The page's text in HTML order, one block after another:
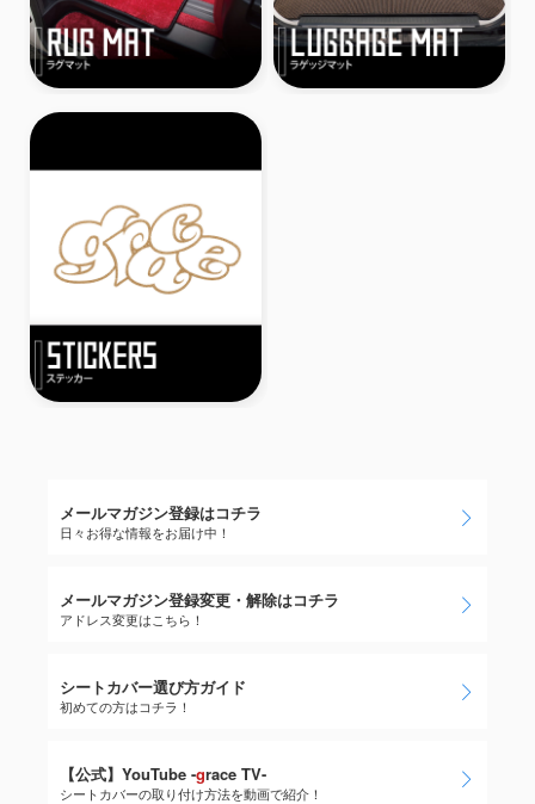
メールマガジン登録はコチラ
日々お得な情報をお届け中！
メールマガジン登録変更・解除はコチラ
アドレス変更はこちら！
シートカバー選び方ガイド
初めての方はコチラ！
【公式】YouTube -grace TV-
シートカバーの取り付け方法を動画で紹介！